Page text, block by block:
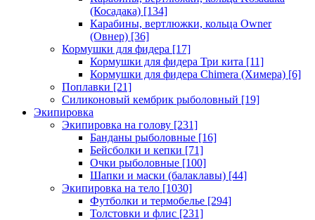
(Косадака) [134]
Карабины, вертлюжки, кольца Owner
(Овнер) [36]
Кормушки для фидера [17]
Кормушки для фидера Три кита [11]
Кормушки для фидера Chimera (Химера) [6]
Поплавки [21]
Силиконовый кембрик рыболовный [19]
Экипировка
Экипировка на голову [231]
Банданы рыболовные [16]
Бейсболки и кепки [71]
Очки рыболовные [100]
Шапки и маски (балаклавы) [44]
Экипировка на тело [1030]
Футболки и термобелье [294]
Толстовки и флис [231]